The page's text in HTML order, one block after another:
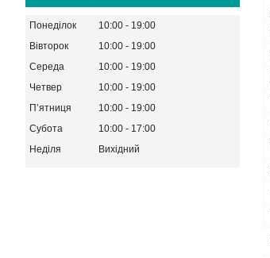
Понеділок 10:00
19:00
Вівторок
10:00
19:00
Середа
10:00
19:00
Четвер
10:00
19:00
Пʼятниця
10:00
19:00
Субота
10:00
17:00
Неділя
Вихідний